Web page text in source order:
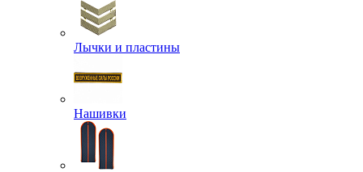
Лычки и пластины
Нашивки